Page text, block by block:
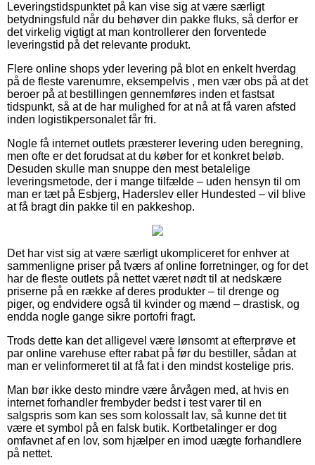
Leveringstidspunktet på kan vise sig at være særligt
betydningsfuld når du behøver din pakke fluks, så derfor er
det virkelig vigtigt at man kontrollerer den forventede
leveringstid på det relevante produkt.
Flere online shops yder levering på blot en enkelt hverdag
på de fleste varenumre, eksempelvis , men vær obs på at det
beroer på at bestillingen gennemføres inden et fastsat
tidspunkt, så at de har mulighed for at nå at få varen afsted
inden logistikpersonalet får fri.
Nogle få internet outlets præsterer levering uden beregning,
men ofte er det forudsat at du køber for et konkret beløb.
Desuden skulle man snuppe den mest betalelige
leveringsmetode, der i mange tilfælde – uden hensyn til om
man er tæt på Esbjerg, Haderslev eller Hundested – vil blive
at få bragt din pakke til en pakkeshop.
Det har vist sig at være særligt ukompliceret for enhver at
sammenligne priser på tværs af online forretninger, og for det
har de fleste outlets på nettet været nødt til at nedskære
priserne på en række af deres produkter – til drenge og
piger, og endvidere også til kvinder og mænd – drastisk, og
endda nogle gange sikre portofri fragt.
Trods dette kan det alligevel være lønsomt at efterprøve et
par online varehuse efter rabat på før du bestiller, sådan at
man er velinformeret til at få fat i den mindst kostelige pris.
Man bør ikke desto mindre være årvågen med, at hvis en
internet forhandler frembyder bedst i test varer til en
salgspris som kan ses som kolossalt lav, så kunne det tit
være et symbol på en falsk butik. Kortbetalinger er dog
omfavnet af en lov, som hjælper en imod uægte forhandlere
på nettet.